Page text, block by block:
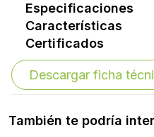
Especificaciones
Características
Certificados
Descargar ficha
También te podría